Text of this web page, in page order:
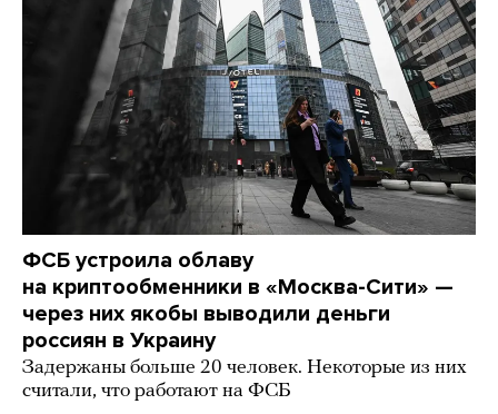
ФСБ устроила облаву
на криптообменники в «Москва-Сити» —
через них якобы выводили деньги
россиян в Украину
Задержаны больше 20 человек. Некоторые из них
считали, что работают на ФСБ